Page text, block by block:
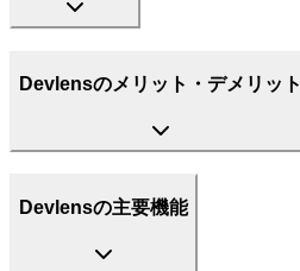
Devlensのメリット・デメリット
Devlensの主要機能